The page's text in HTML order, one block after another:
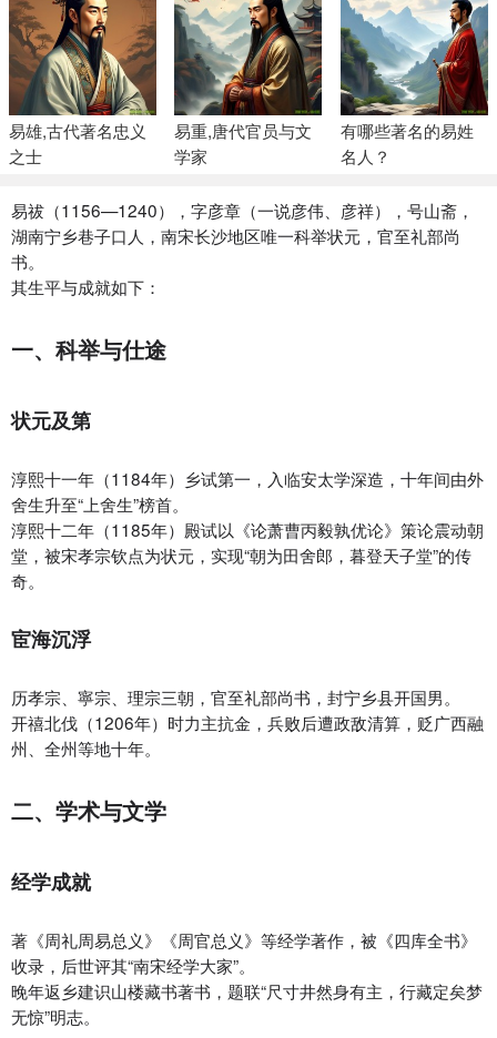
易雄‌,古代著名忠义
之士
易重‌,唐代官员与文
学家
有哪些著名的易姓
名人？
易祓（1156—1240），字彦章（一说彦伟、彦祥），号山斋，
湖南宁乡巷子口人，南宋长沙地区唯一科举状元，官至礼部尚
书。
其生平与成就如下：
一、科举与仕途
状元及第‌
淳熙十一年（1184年）乡试第一，入临安太学深造，十年间由外
舍生升至“上舍生”榜首。
淳熙十二年（1185年）殿试以《论萧曹丙毅孰优论》策论震动朝
堂，被宋孝宗钦点为状元，实现“朝为田舍郎，暮登天子堂”的传
奇。
宦海沉浮‌
历孝宗、寧宗、理宗三朝，官至‌礼部尚书‌，封宁乡县开国男。
开禧北伐（1206年）时力主抗金，兵败后遭政敌清算，贬广西融
州、全州等地十年。
二、学术与文学
经学成就‌
著《周礼周易总义》《周官总义》等经学著作，被《四库全书》
收录，后世评其“南宋经学大家”。
晚年返乡建‌识山楼‌藏书著书，题联“尺寸井然身有主，行藏定矣梦
无惊”明志。